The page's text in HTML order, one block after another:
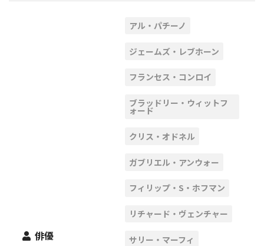
俳優
アル・パチーノ
ジェームズ・レブホーン
フランセス・コンロイ
ブラッドリー・ウィットフ
ォード
クリス・オドネル
ガブリエル・アンウォー
フィリップ・S・ホフマン
リチャード・ヴェンチャー
サリー・マーフィ